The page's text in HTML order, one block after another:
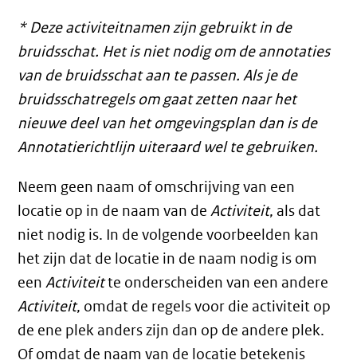
* Deze activiteitnamen zijn gebruikt in de
bruidsschat. Het is niet nodig om de annotaties
van de bruidsschat aan te passen. Als je de
bruidsschatregels om gaat zetten naar het
nieuwe deel van het omgevingsplan dan is de
Annotatierichtlijn uiteraard wel te gebruiken.
Neem geen naam of omschrijving van een
locatie op in de naam van deActiviteit, als dat
niet nodig is. In de volgende voorbeelden kan
het zijn dat de locatie in de naam nodig is om
eenActiviteitte onderscheiden van een andere
Activiteit, omdat de regels voor die activiteit op
de ene plek anders zijn dan op de andere plek.
Of omdat de naam van de locatie betekenis